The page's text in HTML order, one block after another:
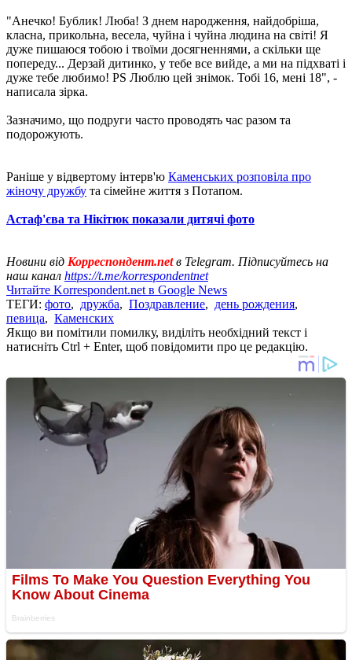
"Анечко! Бублик! Люба! З днем ​​народження, найдобріша,
класна, прикольна, весела, чуйна і чуйна людина на світі! Я
дуже пишаюся тобою і твоїми досягненнями, а скільки ще
попереду... Дерзай дитинко, у тебе все вийде, а ми на підхваті і
дуже тебе любимо! PS Люблю цей знімок. Тобі 16, мені 18", -
написала зірка.
Зазначимо, що подруги часто проводять час разом та
подорожують.
Раніше у відвертому інтерв'ю Каменських розповіла про
жіночу дружбу та сімейне життя з Потапом.
Астаф'єва та Нікітюк показали дитячі фото
Новини від Корреспондент.netв Telegram. Підписуйтесь на
наш канал https://t.me/korrespondentnet
Читайте Korrespondent.net в Google News
ТЕГИ: фото, дружба, Поздравление, день рождения,
певица, Каменских
Якщо ви помітили помилку, виділіть необхідний текст і
натисніть Ctrl + Enter, щоб повідомити про це редакцію.